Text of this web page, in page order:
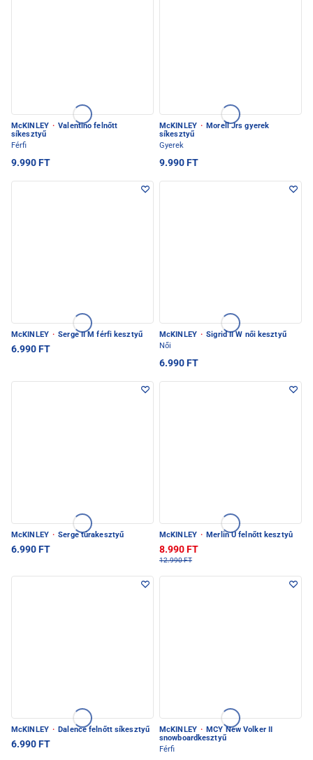
McKINLEY · Valentino felnőtt
síkesztyű
Férfi
9.990 FT
McKINLEY · Morell Jrs gyerek
síkesztyű
Gyerek
9.990 FT
McKINLEY · Serge II M férfi kesztyű
6.990 FT
McKINLEY · Sigrid II W női kesztyű
Női
6.990 FT
McKINLEY · Serge túrakesztyű
6.990 FT
McKINLEY · Merlin U felnőtt kesztyû
8.990 FT
12.990 FT
McKINLEY · Dalence felnőtt síkesztyű
6.990 FT
McKINLEY · MCY New Volker II
snowboardkesztyű
Férfi